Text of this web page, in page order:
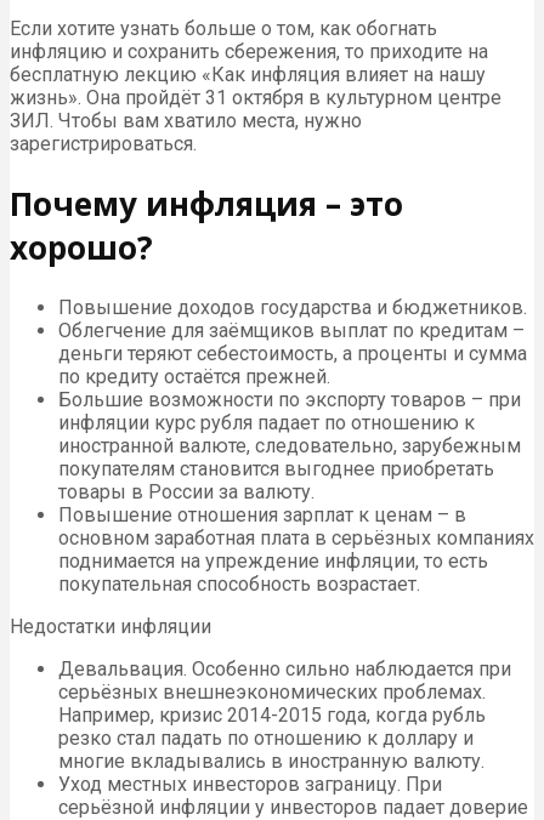
Если хотите узнать больше о том, как обогнать
инфляцию и сохранить сбережения, то приходите на
бесплатную лекцию «Как инфляция влияет на нашу
жизнь». Она пройдёт 31 октября в культурном центре
ЗИЛ. Чтобы вам хватило места, нужно
зарегистрироваться.
Почему инфляция – это
хорошо?
Повышение доходов государства и бюджетников.
Облегчение для заёмщиков выплат по кредитам –
деньги теряют себестоимость, а проценты и сумма
по кредиту остаётся прежней.
Большие возможности по экспорту товаров – при
инфляции курс рубля падает по отношению к
иностранной валюте, следовательно, зарубежным
покупателям становится выгоднее приобретать
товары в России за валюту.
Повышение отношения зарплат к ценам – в
основном заработная плата в серьёзных компаниях
поднимается на упреждение инфляции, то есть
покупательная способность возрастает.
Недостатки инфляции
Девальвация. Особенно сильно наблюдается при
серьёзных внешнеэкономических проблемах.
Например, кризис 2014-2015 года, когда рубль
резко стал падать по отношению к доллару и
многие вкладывались в иностранную валюту.
Уход местных инвесторов заграницу. При
серьёзной инфляции у инвесторов падает доверие